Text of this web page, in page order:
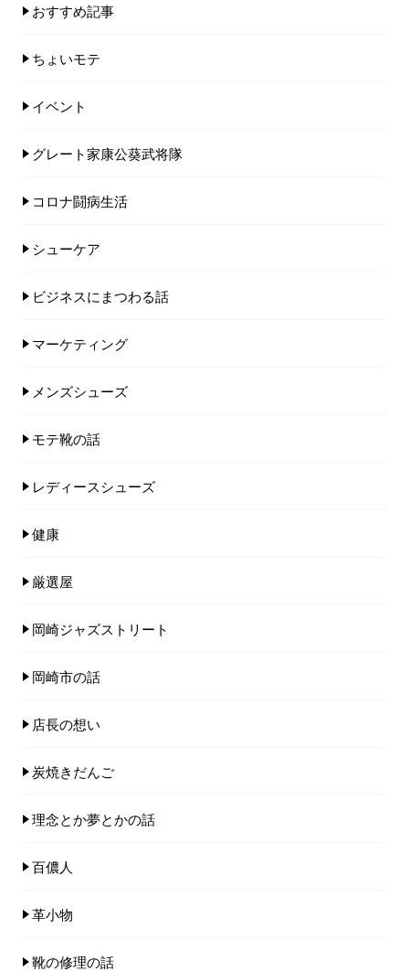
おすすめ記事
ちょいモテ
イベント
グレート家康公葵武将隊
コロナ闘病生活
シューケア
ビジネスにまつわる話
マーケティング
メンズシューズ
モテ靴の話
レディースシューズ
健康
厳選屋
岡崎ジャズストリート
岡崎市の話
店長の想い
炭焼きだんご
理念とか夢とかの話
百儂人
革小物
靴の修理の話